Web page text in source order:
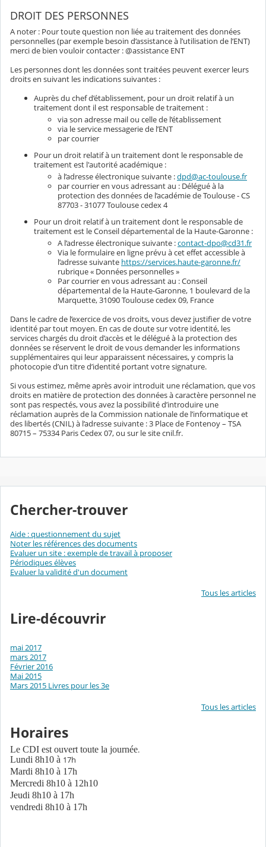
DROIT DES PERSONNES
A noter : Pour toute question non liée au traitement des données
personnelles (par exemple besoin d’assistance à l’utilisation de l’ENT)
merci de bien vouloir contacter : @assistance ENT
Les personnes dont les données sont traitées peuvent exercer leurs
droits en suivant les indications suivantes :
Auprès du chef d’établissement, pour un droit relatif à un
traitement dont il est responsable de traitement :
via son adresse mail ou celle de l’établissement
via le service messagerie de l’ENT
par courrier
Pour un droit relatif à un traitement dont le responsable de
traitement est l'autorité académique :
à l’adresse électronique suivante :dpd@ac-toulouse.fr
par courrier en vous adressant au : Délégué à la
protection des données de l’académie de Toulouse - CS
87703 - 31077 Toulouse cedex 4
Pour un droit relatif à un traitement dont le responsable de
traitement est le Conseil départemental de la Haute-Garonne :
A l’adresse électronique suivante :contact-dpo@cd31.fr
Via le formulaire en ligne prévu à cet effet accessible à
l’adresse suivante https://services.haute-garonne.fr/
rubrique « Données personnelles »
Par courrier en vous adressant au : Conseil
départemental de la Haute-Garonne, 1 boulevard de la
Marquette, 31090 Toulouse cedex 09, France
Dans le cadre de l’exercice de vos droits, vous devez justifier de votre
identité par tout moyen. En cas de doute sur votre identité, les
services chargés du droit d’accès et le délégué à la protection des
données se réservent le droit de vous demander les informations
supplémentaires qui leur apparaissent nécessaires, y compris la
photocopie d’un titre d’identité portant votre signature.
Si vous estimez, même après avoir introduit une réclamation, que vos
droits en matière de protection des données à caractère personnel ne
sont pas respectés, vous avez la possibilité d’introduire une
réclamation auprès de la Commission nationale de l’informatique et
des libertés (CNIL) à l’adresse suivante : 3 Place de Fontenoy – TSA
80715 – 75334 Paris Cedex 07, ou sur le site cnil.fr.
Chercher-trouver
Aide : questionnement du sujet
Noter les références des documents
Evaluer un site : exemple de travail à proposer
Périodiques élèves
Evaluer la validité d'un document
Tous les articles
Lire-découvrir
mai 2017
mars 2017
Février 2016
Mai 2015
Mars 2015 Livres pour les 3e
Tous les articles
Horaires
Le CDI est ouvert toute la journée.
Lundi 8h10 à 17h
Mardi 8h10 à 17h
Mercredi 8h10 à 12h10
Jeudi 8h10 à 17h
vendredi 8h10 à 17h